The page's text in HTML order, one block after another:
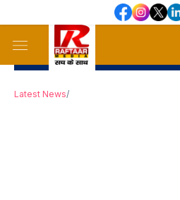
Latest News/